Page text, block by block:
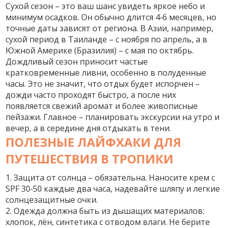
Сухой сезон – это ваш шанс увидеть яркое небо и
минимум осадков. Он обычно длится 4‑6 месяцев, но
точные даты зависят от региона. В Азии, например,
сухой период в Таиланде – с ноября по апрель, а в
Южной Америке (Бразилия) – с мая по октябрь.
Дождливый сезон приносит частые
кратковременные ливни, особенно в полуденные
часы. Это не значит, что отдых будет испорчен –
дожди часто проходят быстро, а после них
появляется свежий аромат и более живописные
пейзажи. Главное – планировать экскурсии на утро и
вечер, а в середине дня отдыхать в тени.
ПОЛЕЗНЫЕ ЛАЙФХАКИ ДЛЯ
ПУТЕШЕСТВИЯ В ТРОПИКИ
1. Защита от солнца – обязательна. Наносите крем с
SPF 30‑50 каждые два часа, надевайте шляпу и легкие
солнцезащитные очки.
2. Одежда должна быть из дышащих материалов:
хлопок, лён, синтетика с отводом влаги. Не берите